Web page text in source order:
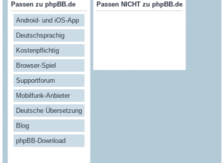
Passen zu phpBB.de
Android- und iOS-App
Deutschsprachig
Kostenpflichtig
Browser-Spiel
Supportforum
Mobilfunk-Anbieter
Deutsche Übersetzung
Blog
phpBB-Download
Passen NICHT zu phpBB.de